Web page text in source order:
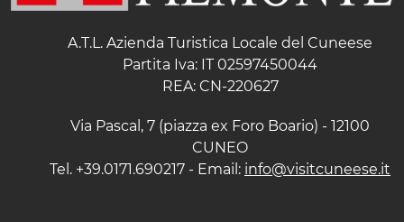
A.T.L. Azienda Turistica Locale del Cuneese
Partita Iva: IT 02597450044
REA: CN-220627
Via Pascal, 7 (piazza ex Foro Boario) - 12100
CUNEO
Tel. +39.0171.690217 - Email: info@visitcuneese.it